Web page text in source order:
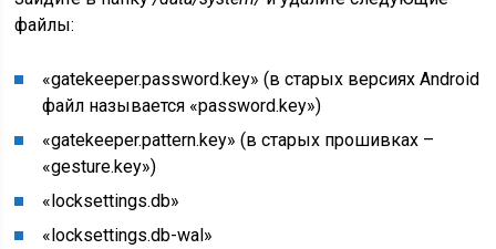
файлы:
«gatekeeper.password.key» (в старых версиях Android
файл называется «password.key»)
«gatekeeper.pattern.key» (в старых прошивках –
«gesture.key»)
«locksettings.db»
«locksettings.db-wal»